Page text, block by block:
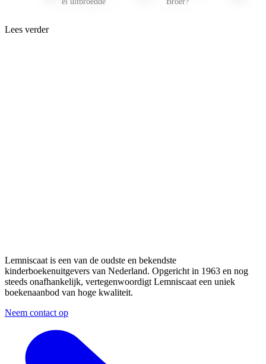
Lees verder
Lemniscaat is een van de oudste en bekendste
kinderboekenuitgevers van Nederland. Opgericht in 1963 en nog
steeds onafhankelijk, vertegenwoordigt Lemniscaat een uniek
boekenaanbod van hoge kwaliteit.
Neem contact op